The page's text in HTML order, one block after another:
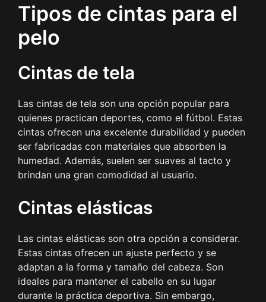
Tipos de cintas para el
pelo
Cintas de tela
Las cintas de tela son una opción popular para
quienes practican deportes, como el fútbol. Estas
cintas ofrecen una excelente durabilidad y pueden
ser fabricadas con materiales que absorben la
humedad. Además, suelen ser suaves al tacto y
brindan una gran comodidad al usuario.
Cintas elásticas
Las cintas elásticas son otra opción a considerar.
Estas cintas ofrecen un ajuste perfecto y se
adaptan a la forma y tamaño del cabeza. Son
ideales para mantener el cabello en su lugar
durante la práctica deportiva. Sin embargo,